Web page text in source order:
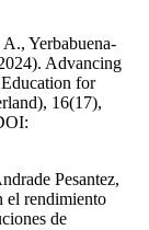
Yerbabuena-
Advancing
for
16(17),
Pesantez,
el rendimiento
de